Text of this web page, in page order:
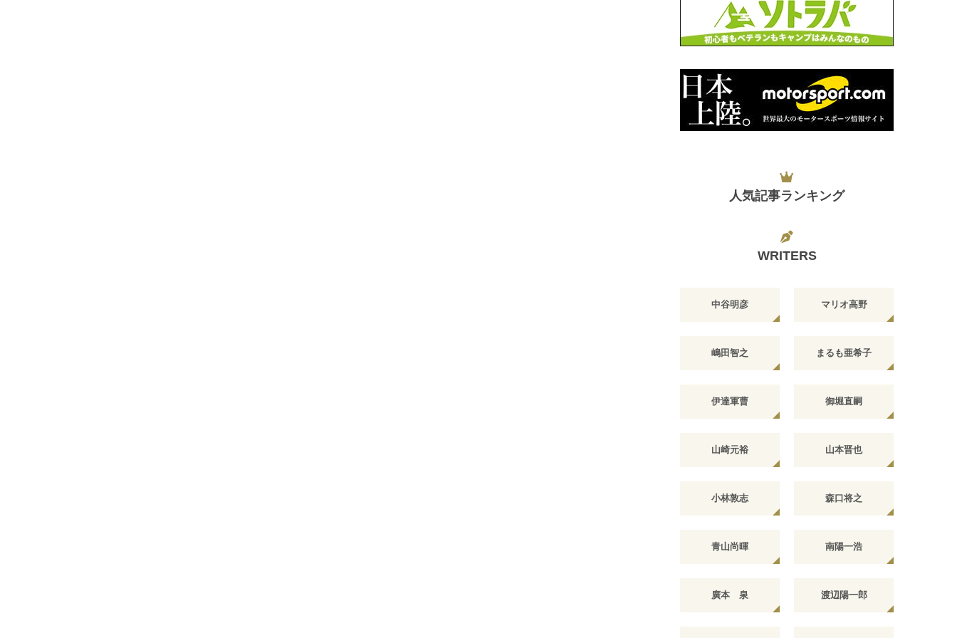
人気記事ランキング
WRITERS
中谷明彦 マリオ高野
嶋田智之 まるも亜希子
伊達軍曹 御堀直嗣
山崎元裕 山本晋也
小林敦志 森口将之
青山尚暉 南陽一浩
廣本 泉 渡辺陽一郎